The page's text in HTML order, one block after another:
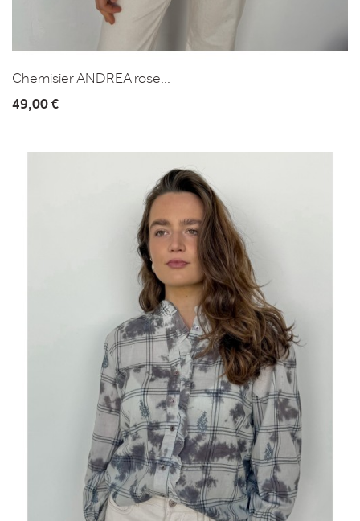
Chemisier ANDREA rose...
49,00 €